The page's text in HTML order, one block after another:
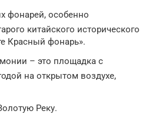
фонарей, особенно
китайского исторического
Красный фонарь».
– это площадка с
на открытом воздухе,
Реку.